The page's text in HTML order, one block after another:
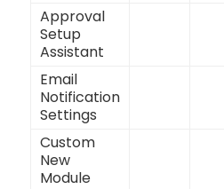
Approval
Setup
Assistant
Email
Notification
Settings
Custom
New
Module